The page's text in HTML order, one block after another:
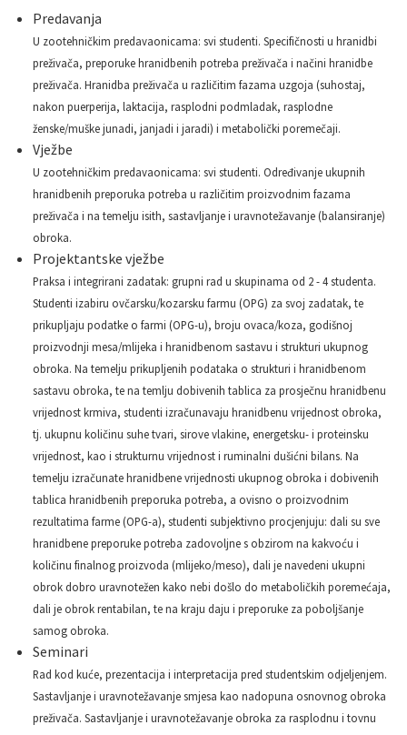
Predavanja
U zootehničkim predavaonicama: svi studenti. Specifičnosti u hranidbi
preživača, preporuke hranidbenih potreba preživača i načini hranidbe
preživača. Hranidba preživača u različitim fazama uzgoja (suhostaj,
nakon puerperija, laktacija, rasplodni podmladak, rasplodne
ženske/muške junadi, janjadi i jaradi) i metabolički poremečaji.
Vježbe
U zootehničkim predavaonicama: svi studenti. Određivanje ukupnih
hranidbenih preporuka potreba u različitim proizvodnim fazama
preživača i na temelju isith, sastavljanje i uravnotežavanje (balansiranje)
obroka.
Projektantske vježbe
Praksa i integrirani zadatak: grupni rad u skupinama od 2 - 4 studenta.
Studenti izabiru ovčarsku/kozarsku farmu (OPG) za svoj zadatak, te
prikupljaju podatke o farmi (OPG-u), broju ovaca/koza, godišnoj
proizvodnji mesa/mlijeka i hranidbenom sastavu i strukturi ukupnog
obroka. Na temelju prikupljenih podataka o strukturi i hranidbenom
sastavu obroka, te na temlju dobivenih tablica za prosječnu hranidbenu
vrijednost krmiva, studenti izračunavaju hranidbenu vrijednost obroka,
tj. ukupnu količinu suhe tvari, sirove vlakine, energetsku- i proteinsku
vrijednost, kao i strukturnu vrijednost i ruminalni dušićni bilans. Na
temelju izračunate hranidbene vrijednosti ukupnog obroka i dobivenih
tablica hranidbenih preporuka potreba, a ovisno o proizvodnim
rezultatima farme (OPG-a), studenti subjektivno procjenjuju: dali su sve
hranidbene preporuke potreba zadovoljne s obzirom na kakvoću i
količinu finalnog proizvoda (mlijeko/meso), dali je navedeni ukupni
obrok dobro uravnotežen kako nebi došlo do metaboličkih poremećaja,
dali je obrok rentabilan, te na kraju daju i preporuke za poboljšanje
samog obroka.
Seminari
Rad kod kuće, prezentacija i interpretacija pred studentskim odjeljenjem.
Sastavljanje i uravnotežavanje smjesa kao nadopuna osnovnog obroka
preživača. Sastavljanje i uravnotežavanje obroka za rasplodnu i tovnu